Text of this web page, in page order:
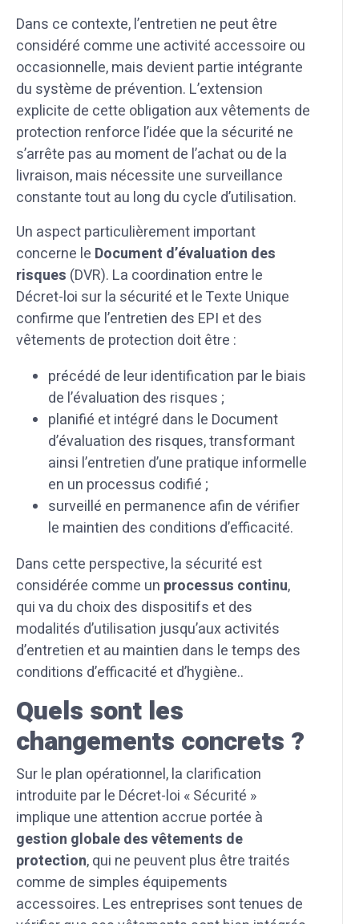
Dans ce contexte, l’entretien ne peut être
considéré comme une activité accessoire ou
occasionnelle, mais devient partie intégrante
du système de prévention. L’extension
explicite de cette obligation aux vêtements de
protection renforce l’idée que la sécurité ne
s’arrête pas au moment de l’achat ou de la
livraison, mais nécessite une surveillance
constante tout au long du cycle d’utilisation.
Un aspect particulièrement important
concerne le Document d’évaluation des
risques (DVR). La coordination entre le
Décret-loi sur la sécurité et le Texte Unique
confirme que l’entretien des EPI et des
vêtements de protection doit être :
précédé de leur identification par le biais
de l’évaluation des risques ;
planifié et intégré dans le Document
d’évaluation des risques, transformant
ainsi l’entretien d’une pratique informelle
en un processus codifié ;
surveillé en permanence afin de vérifier
le maintien des conditions d’efficacité.
Dans cette perspective, la sécurité est
considérée comme un processus continu,
qui va du choix des dispositifs et des
modalités d’utilisation jusqu’aux activités
d’entretien et au maintien dans le temps des
conditions d’efficacité et d’hygiène..
Quels sont les
changements concrets ?
Sur le plan opérationnel, la clarification
introduite par le Décret-loi « Sécurité »
implique une attention accrue portée à
gestion globale des vêtements de
protection, qui ne peuvent plus être traités
comme de simples équipements
accessoires. Les entreprises sont tenues de